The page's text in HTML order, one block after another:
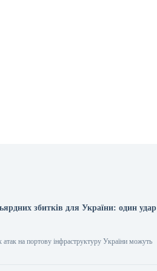
збитків для України: один удар
атак на портову інфраструктуру України можуть